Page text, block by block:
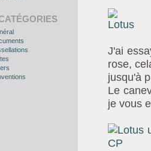
J'ai
rose,
jusqu'à
Le
je vous